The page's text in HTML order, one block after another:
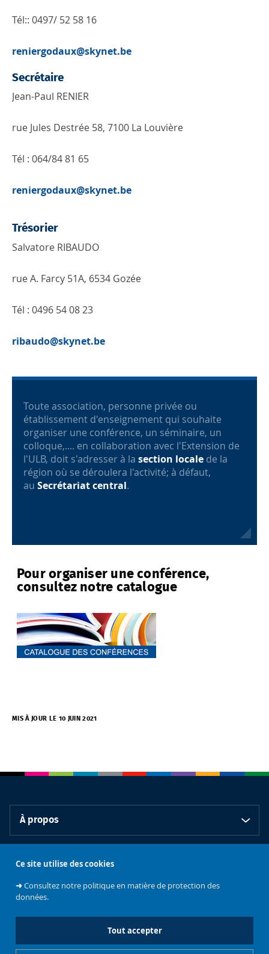
Ce site utilise des cookies
➜Consultez notre politique en matière de protection des
données.
Tout accepter
Tél:: 0497/ 52 58 16
reniergodaux@skynet.be
Secrétaire
Jean-Paul RENIER
rue Jules Destrée 58, 7100 La Louvière
Tél : 064/84 81 65
reniergodaux@skynet.be
Trésorier
Salvatore RIBAUDO
rue A. Farcy 51A, 6534 Gozée
Tél : 0496 54 08 23
ribaudo@skynet.be
Toute association, personne privée ou
établissement d'enseignement qui souhaite
organiser une conférence, un séminaire, un
colloque,.... en collaboration avec l'Extension de
l'ULB, doit s'adresser à lasection locale de la
région où se déroulera l'activité; à défaut,
auSecrétariat central.
Pour organiser une conférence,
consultez notre catalogue
MIS À JOUR LE 10 JUIN 2021
À propos
Nos partenaires
L'Extension de l'ULB
Abonnez vous à notre chaîne YouTube